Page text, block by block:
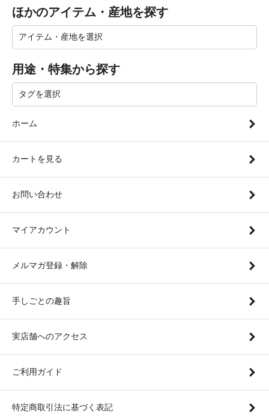
ほかのアイテム・産地を探す
用途・特集から探す
ホーム
カートを見る
お問い合わせ
マイアカウント
メルマガ登録・解除
手しごとの趣旨
実店舗へのアクセス
ご利用ガイド
特定商取引法に基づく表記